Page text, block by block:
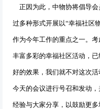
正因为此，中物协将倡导
过多种形式开展以“幸福社区
作为今年工作的重点之一。
丰富多彩的幸福社区活动，
好的效果，我们就不对这次
今天的会议进行号召和发动
经验与大家分享，以鼓励更